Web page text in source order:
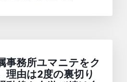
事務所ユマニテをク
理由は2度の裏切り